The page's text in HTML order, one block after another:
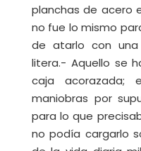
planchas de acero
no fue lo mismo
de atarlo con
litera.- Aquello se
caja acorazada;
maniobras por
para lo que
no podía cargarlo